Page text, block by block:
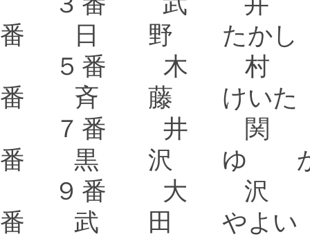
番 日 野 たかし
５番 木
番 斉 藤 けいた
７番 井
番 黒 沢 ゆ
９番 大 沢
番 武 田 やよい